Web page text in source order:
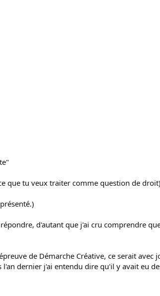
que tu veux traiter comme question de droit)
d'autant que j'ai cru comprendre
de Démarche Créative, ce serait avec
dernier j'ai entendu dire qu'il y avait eu